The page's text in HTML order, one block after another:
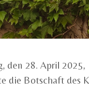
den 28. April 2025,
die Botschaft des